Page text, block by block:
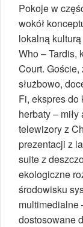
Pokoje w
wokół
lokalną
Who – Tardis,
Court.
służbowo,
Fi, ekspres
herbaty –
telewizory z
prezentacji z
suite z
ekologiczne
środowisku
multimedialne
dostosowane